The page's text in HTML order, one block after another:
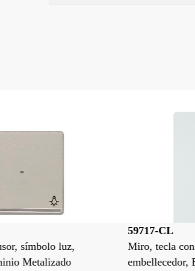
Miro, tecla con difusor, símbolo luz,
embellecedor, Blanco Polar